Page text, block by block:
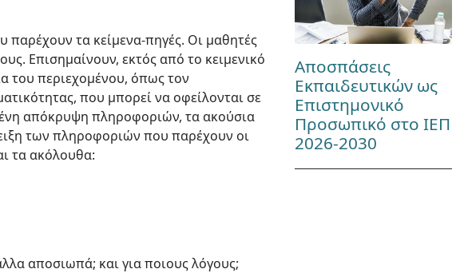
παρέχουν τα κείμενα-πηγές. Οι μαθητές
Επισημαίνουν, εκτός από το κειμενικό
του περιεχομένου, όπως τον
που μπορεί να οφείλονται σε
απόκρυψη πληροφοριών, τα ακούσια
των πληροφοριών που παρέχουν οι
τα ακόλουθα:
αποσιωπά; και για ποιους λόγους;
Αποσπάσεις
Εκπαιδευτικών ως
Επιστημονικό
Προσωπικό στο ΙΕΠ
2026-2030